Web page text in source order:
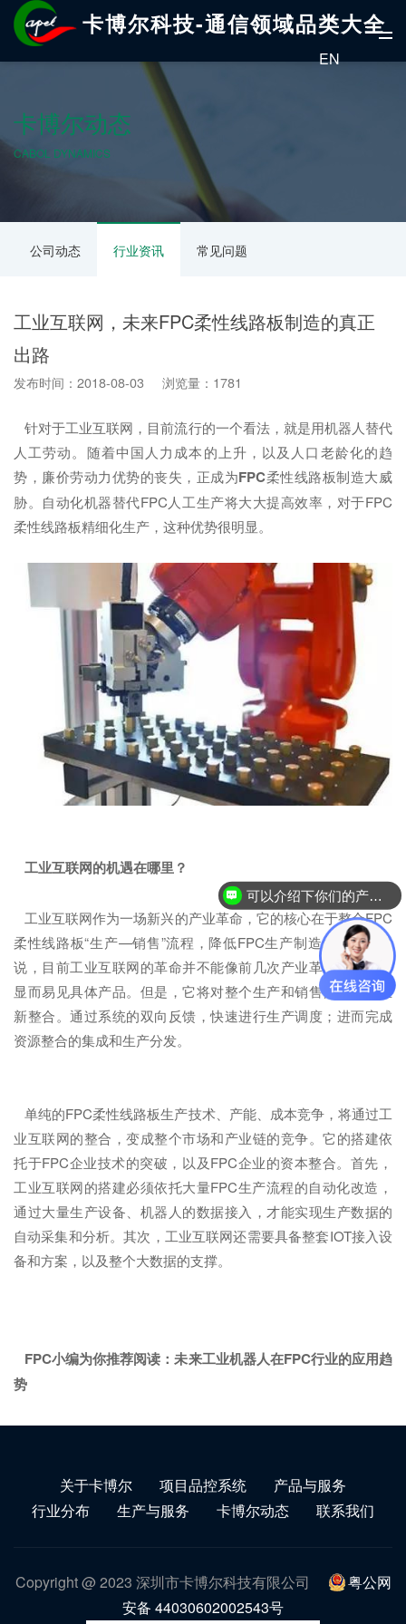
卡博尔科技-通信领域品类大全
EN
卡博尔动态
CABOL DYNAMICS
公司动态 行业资讯 常见问题
工业互联网，未来FPC柔性线路板制造的真正
出路
发布时间：2018-08-03 浏览量：1781
针对于工业互联网，目前流行的一个看法，就是用机器人替代
人工劳动。随着中国人力成本的上升，以及人口老龄化的趋
势，廉价劳动力优势的丧失，正成为FPC柔性线路板制造大威
胁。自动化机器替代FPC人工生产将大大提高效率，对于FPC
柔性线路板精细化生产，这种优势很明显。
工业互联网的机遇在哪里？
工业互联网作为一场新兴的产业革命，它的核心在于整合FPC
柔性线路板“生产—销售”流程，降低FPC生产制造成本。可以
说，目前工业互联网的革命并不能像前几次产业革命那样带来
显而易见具体产品。但是，它将对整个生产和销售体系进行重
新整合。通过系统的双向反馈，快速进行生产调度；进而完成
资源整合的集成和生产分发。
单纯的FPC柔性线路板生产技术、产能、成本竞争，将通过工
业互联网的整合，变成整个市场和产业链的竞争。它的搭建依
托于FPC企业技术的突破，以及FPC企业的资本整合。首先，
工业互联网的搭建必须依托大量FPC生产流程的自动化改造，
通过大量生产设备、机器人的数据接入，才能实现生产数据的
自动采集和分析。其次，工业互联网还需要具备整套IOT接入设
备和方案，以及整个大数据的支撑。
FPC小编为你推荐阅读：未来工业机器人在FPC行业的应用趋
势
关于卡博尔 项目品控系统
产品与服务
行业分布
生产与服务 卡博尔动态 联系我们
Copyright @ 2023 深圳市卡博尔科技有限公司
粤公网
安备 44030602002543号
可以介绍下你们的产品么？